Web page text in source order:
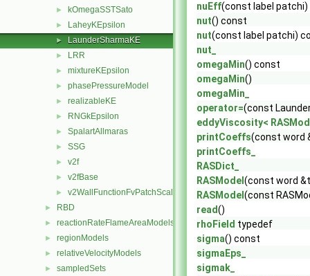
► kOmegaSSTSato
► LaheyKEpsilon
► LaunderSharmaKE
► LRR
► mixtureKEpsilon
► phasePressureModel
► realizableKE
► RNGkEpsilon
► SpalartAllmaras
► SSG
► v2f
► v2fBase
► v2WallFunctionFvPatchScalarField
► RBD
► reactionRateFlameAreaModels
► regionModels
► relativeVelocityModels
► sampledSets
nuEff(const label
nut() const
nut(const label patchi)
nut_
omegaMin() const
omegaMin()
omegaMin_
operator=(const
eddyViscosity<
printCoeffs(const word
printCoeffs_
RASDict_
RASModel (const word
RASModel (const
read()
rhoField typedef
sigma() const
sigmaEps_
sigmak_